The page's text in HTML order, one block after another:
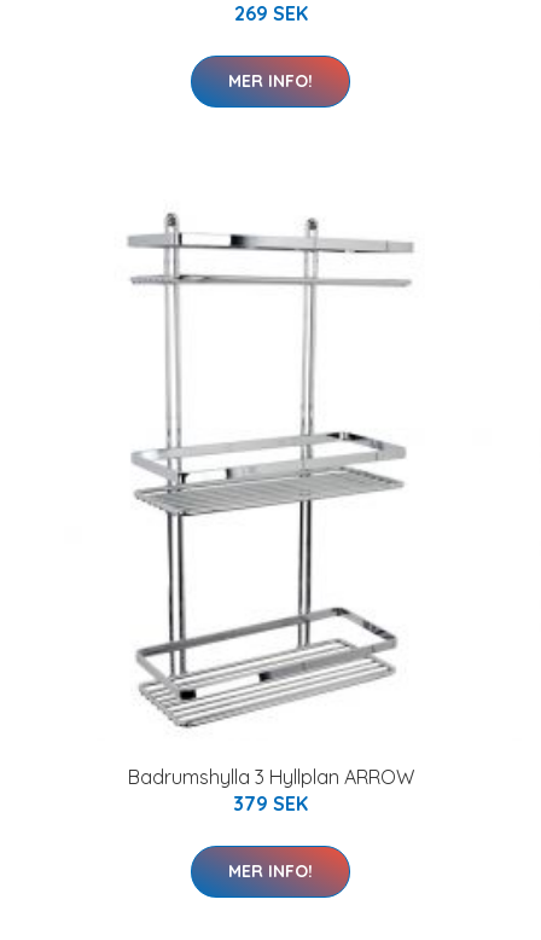
269 SEK
MER INFO!
Badrumshylla 3 Hyllplan ARROW
379 SEK
MER INFO!